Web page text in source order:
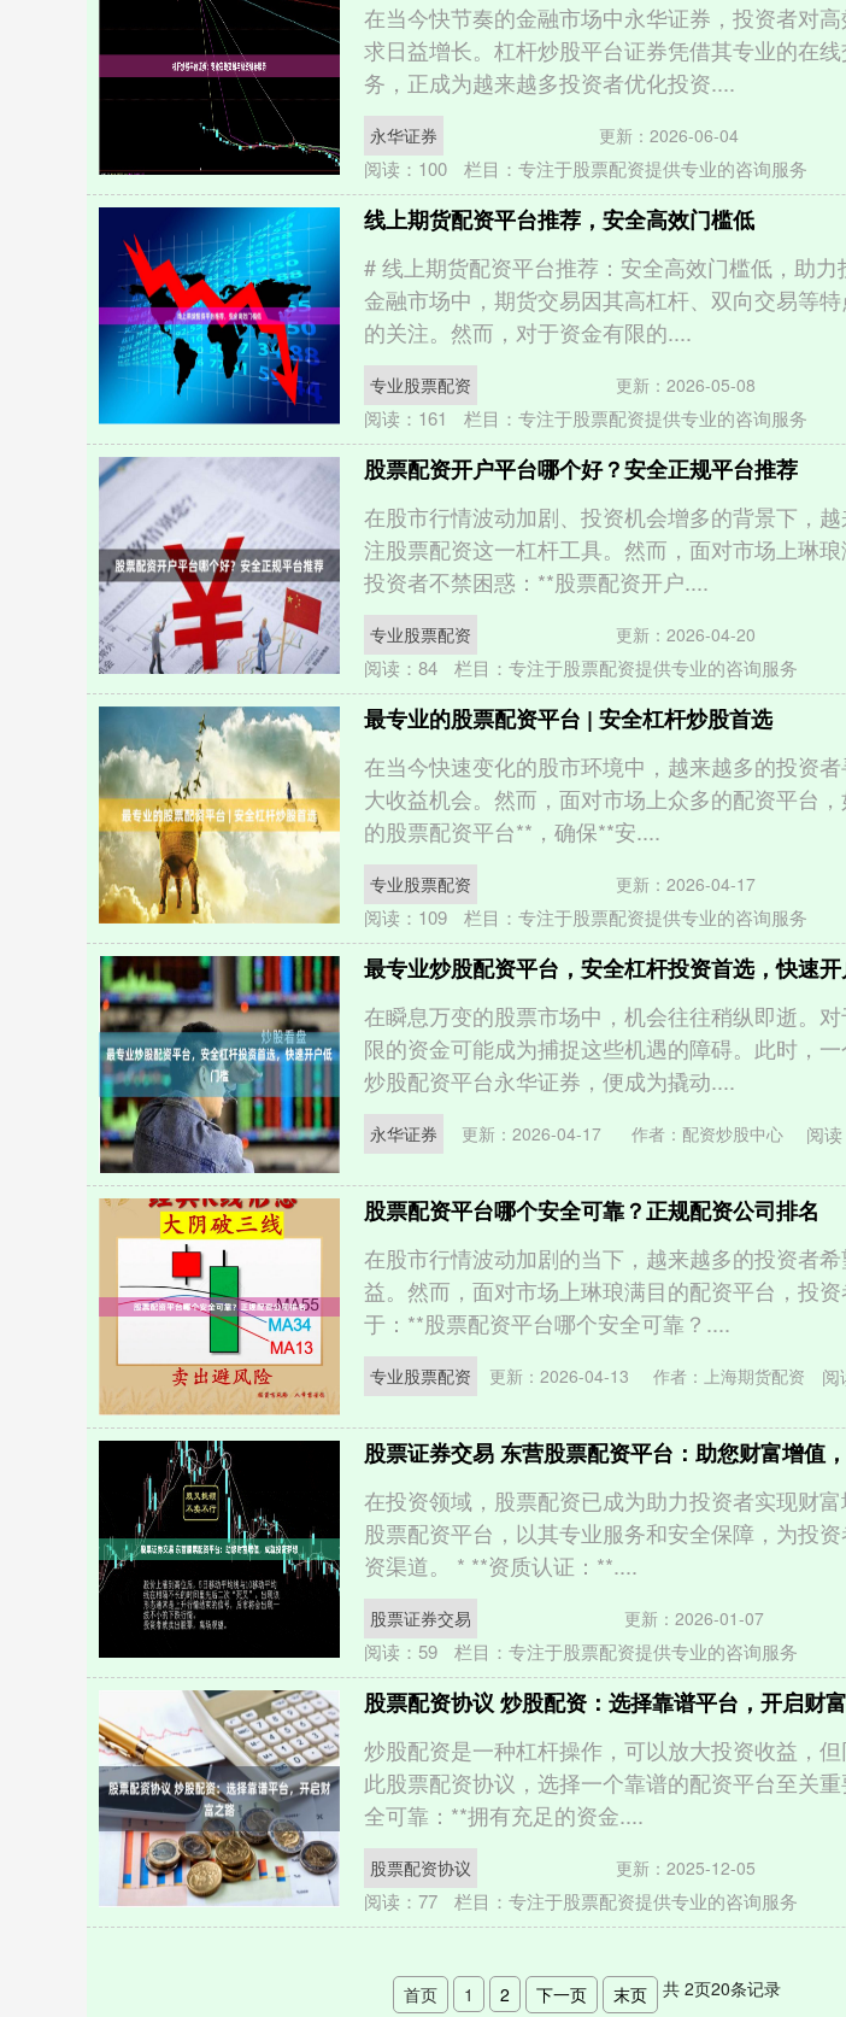
在当今快节奏的金融市场中永华证券，投资者对
求日益增长。杠杆炒股平台证券凭借其专业的在
务，正成为越来越多投资者优化投资....
永华证券 更新：2026-06-04
阅读： 100 栏目： 专注于股票配资提供专业的咨询服务
线上期货配资平台推荐，安全高效门槛低
# 线上期货配资平台推荐：安全高效门槛低，助
金融市场中，期货交易因其高杠杆、双向交易等
的关注。然而，对于资金有限的....
专业股票配资 更新：2026-05-08
阅读： 161 栏目： 专注于股票配资提供专业的咨询服务
股票配资开户平台哪个好？安全正规平台推荐
在股市行情波动加剧、投资机会增多的背景下，
注股票配资这一杠杆工具。然而，面对市场上琳
投资者不禁困惑：**股票配资开户....
专业股票配资 更新：2026-04-20
阅读： 84 栏目： 专注于股票配资提供专业的咨询服务
最专业的股票配资平台 | 安全杠杆炒股首选
在当今快速变化的股市环境中，越来越多的投资
大收益机会。然而，面对市场上众多的配资平台
的股票配资平台**，确保**安....
专业股票配资 更新：2026-04-17
阅读： 109 栏目： 专注于股票配资提供专业的咨询服务
最专业炒股配资平台，安全杠杆投资首选，快速
在瞬息万变的股票市场中，机会往往稍纵即逝。
限的资金可能成为捕捉这些机遇的障碍。此时，
炒股配资平台永华证券，便成为撬动....
永华证券 更新：2026-04-17 作者：配资炒股中心 阅读
股票配资平台哪个安全可靠？正规配资公司排名
在股市行情波动加剧的当下，越来越多的投资者
益。然而，面对市场上琳琅满目的配资平台，投
于：**股票配资平台哪个安全可靠？....
专业股票配资 更新：2026-04-13 作者：上海期货配资 阅
股票证券交易 东营股票配资平台：助您财富增值
在投资领域，股票配资已成为助力投资者实现财
股票配资平台，以其专业服务和安全保障，为投
资渠道。 * **资质认证：**....
股票证券交易 更新：2026-01-07
阅读： 59 栏目： 专注于股票配资提供专业的咨询服务
股票配资协议 炒股配资：选择靠谱平台，开启财
炒股配资是一种杠杆操作，可以放大投资收益，
此股票配资协议，选择一个靠谱的配资平台至关
全可靠：**拥有充足的资金....
股票配资协议 更新：2025-12-05
阅读： 77 栏目： 专注于股票配资提供专业的咨询服务
首页 1 2 下一页 末页 共 2页20条记录